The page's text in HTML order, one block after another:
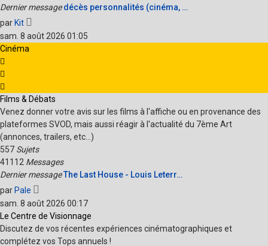
Dernier message décès personnalités (cinéma, …
par Kit
le
dernier
sam. 8 août 2026 01:05
Cinéma
Films & Débats
Venez donner votre avis sur les films à l'affiche ou en provenance des
plateformes SVOD, mais aussi réagir à l'actualité du 7ème Art
(annonces, trailers, etc...)
557 Sujets
41112 Messages
Dernier messageThe Last House - Louis Leterr…
par Pale
le
dernier
message
sam. 8 août 2026 00:17
Le Centre de Visionnage
Discutez de vos récentes expériences cinématographiques et
complétez vos Tops annuels !